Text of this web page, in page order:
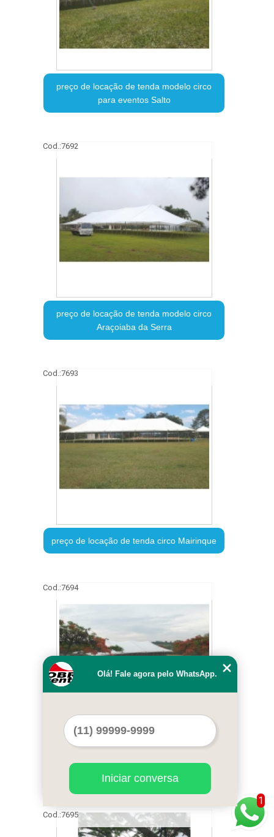
preço de locação de tenda modelo circo
para eventos Salto
Cod.:7692
preço de locação de tenda modelo circo
Araçoiaba da Serra
Cod.:7693
preço de locação de tenda circo Mairinque
Cod.:7694
Cod.:7695
1
Olá! Fale agora pelo WhatsApp.
Iniciar conversa